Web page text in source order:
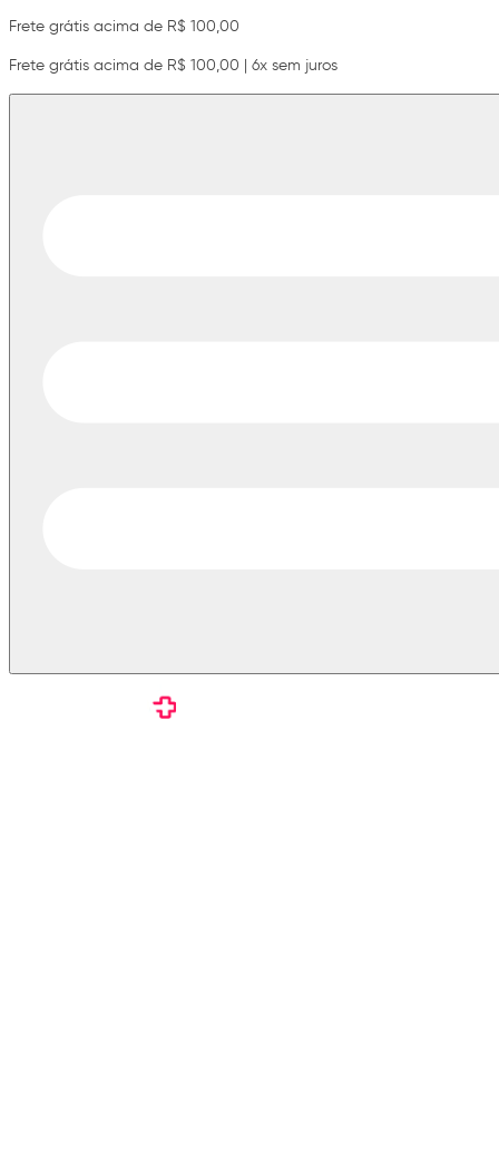
Frete grátis acima de R$ 100,00
Frete grátis acima de R$ 100,00 | 6x sem juros